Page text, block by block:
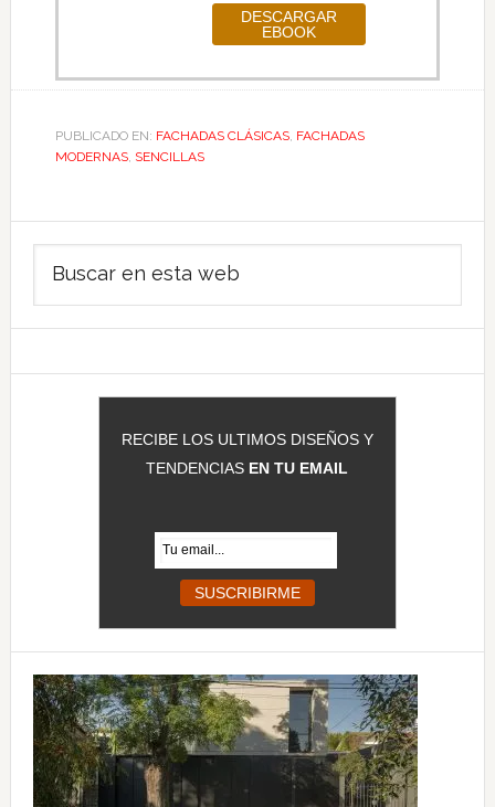
PUBLICADO EN: FACHADAS CLÁSICAS, FACHADAS
MODERNAS, SENCILLAS
Barra
lateral
principal
RECIBE LOS ULTIMOS DISEÑOS Y
TENDENCIAS EN TU EMAIL